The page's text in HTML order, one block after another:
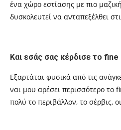
ένα χώρο εστίασης με πιο
δυσκολευτεί να ανταπεξέλθει
Και εσάς σας κέρδισε το f
Εξαρτάται φυσικά από τις
ναι μου αρέσει περισσότερο το f
πολύ το περιβάλλον, το σέρβις, οι